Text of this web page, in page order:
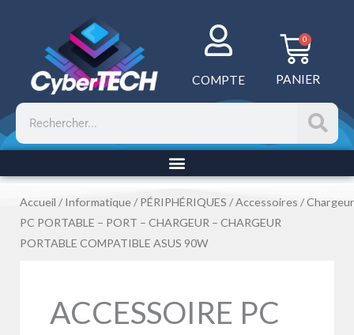
COMPTE
0
PANIER
Rechercher
Accueil /Informatique / PÉRIPHÉRIQUES /Accessoires /Chargeur
PC PORTABLE – PORT – CHARGEUR – CHARGEUR
PORTABLE COMPATIBLE ASUS 90W
ACCESSOIRE PC